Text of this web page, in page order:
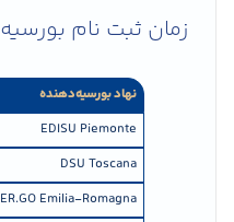
زمان ثبت نام بورسیه
نهاد بورسیه‌دهنده
EDISU Piemonte
DSU Toscana
ER.GO Emilia-Romagna